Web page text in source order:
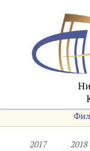
2017 2018